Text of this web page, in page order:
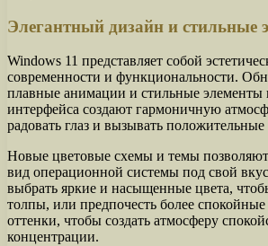
Элегантный дизайн и стильные
Windows 11 представляет собой
современности и функциональности.
плавные анимации и стильные элементы
интерфейса создают гармоничную
радовать глаз и вызывать
Новые цветовые схемы и темы
вид операционной системы под свой
выбрать яркие и насыщенные цвета,
толпы, или предпочесть более
оттенки, чтобы создать атмосферу
концентрации.